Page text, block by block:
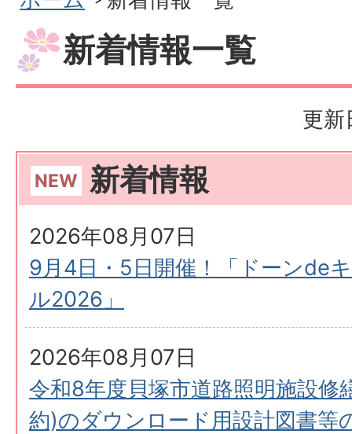
新着情報一覧
更新
新着情報
2026年08月07日
9月4日・5日開催！「ドーンde
ル2026」
2026年08月07日
令和8年度貝塚市道路照明施設修
約)のダウンロード用設計図書等